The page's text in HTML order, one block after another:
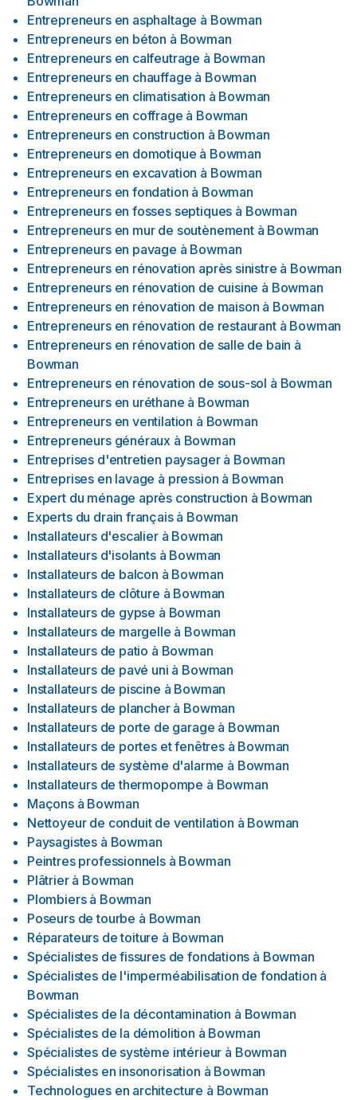
Entrepreneurs en asphaltage à Bowman
Entrepreneurs en béton à Bowman
Entrepreneurs en calfeutrage à Bowman
Entrepreneurs en chauffage à Bowman
Entrepreneurs en climatisation à Bowman
Entrepreneurs en coffrage à Bowman
Entrepreneurs en construction à Bowman
Entrepreneurs en domotique à Bowman
Entrepreneurs en excavation à Bowman
Entrepreneurs en fondation à Bowman
Entrepreneurs en fosses septiques à Bowman
Entrepreneurs en mur de soutènement à Bowman
Entrepreneurs en pavage à Bowman
Entrepreneurs en rénovation après sinistre à Bowman
Entrepreneurs en rénovation de cuisine à Bowman
Entrepreneurs en rénovation de maison à Bowman
Entrepreneurs en rénovation de restaurant à Bowman
Entrepreneurs en rénovation de salle de bain à
Bowman
Entrepreneurs en rénovation de sous-sol à Bowman
Entrepreneurs en uréthane à Bowman
Entrepreneurs en ventilation à Bowman
Entrepreneurs généraux à Bowman
Entreprises d'entretien paysager à Bowman
Entreprises en lavage à pression à Bowman
Expert du ménage après construction à Bowman
Experts du drain français à Bowman
Installateurs d'escalier à Bowman
Installateurs d'isolants à Bowman
Installateurs de balcon à Bowman
Installateurs de clôture à Bowman
Installateurs de gypse à Bowman
Installateurs de margelle à Bowman
Installateurs de patio à Bowman
Installateurs de pavé uni à Bowman
Installateurs de piscine à Bowman
Installateurs de plancher à Bowman
Installateurs de porte de garage à Bowman
Installateurs de portes et fenêtres à Bowman
Installateurs de système d'alarme à Bowman
Installateurs de thermopompe à Bowman
Maçons à Bowman
Nettoyeur de conduit de ventilation à Bowman
Paysagistes à Bowman
Peintres professionnels à Bowman
Plâtrier à Bowman
Plombiers à Bowman
Poseurs de tourbe à Bowman
Réparateurs de toiture à Bowman
Spécialistes de fissures de fondations à Bowman
Spécialistes de l'imperméabilisation de fondation à
Bowman
Spécialistes de la décontamination à Bowman
Spécialistes de la démolition à Bowman
Spécialistes de système intérieur à Bowman
Spécialistes en insonorisation à Bowman
Technologues en architecture à Bowman